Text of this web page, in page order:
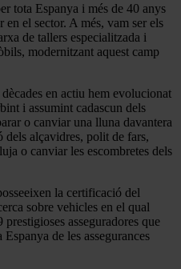
tota Espanya i més de 40 anys
en el sector. A més, vam ser els
de tallers especialitzada i
modernitzant aquest camp
en actiu hem evolucionat
i assumint cadascun dels
o canviar una lluna davantera
dels alçavidres, polit de fars,
o canviar les escombretes dels
la certificació del
sobre vehicles en el qual
asseguradores que
de les assegurances